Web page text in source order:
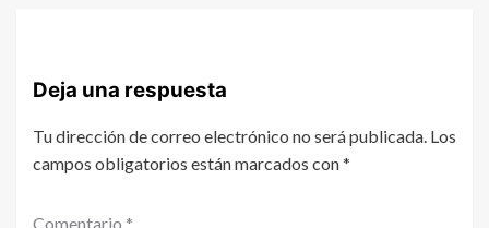
Deja una respuesta
Tu dirección de correo electrónico no será publicada. Los
campos obligatorios están marcados con*
Comentario *